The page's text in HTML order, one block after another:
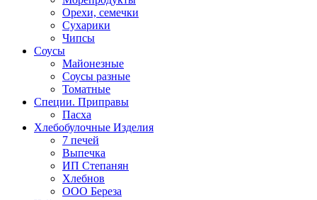
Орехи, семечки
Сухарики
Чипсы
Соусы
Майонезные
Соусы разные
Томатные
Специи. Приправы
Пасха
Хлебобулочные Изделия
7 печей
Выпечка
ИП Степанян
Хлебнов
ООО Береза